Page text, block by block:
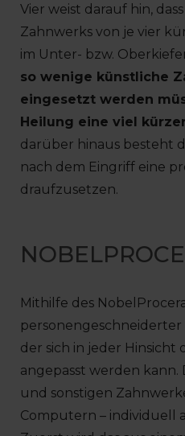
Vier weist darauf hin,
Zahnwerks von je vier
im Unter- bzw.
so wenige künstliche
eingesetzt werden
Heilung eine viel
darüber hinaus besteht
nach dem Eingriff eine
draufzusetzen.
Mithilfe des
der sich in jeder
angepasst werden kann.
und sonstigen
Computern – individuell